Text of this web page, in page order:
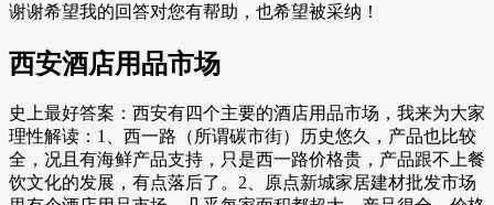
谢谢希望我的回答对您有帮助，也希望被采纳！
西安酒店用品市场
史上最好答案：西安有四个主要的酒店用品市场，我来为大家
理性解读：1、西一路（所谓碳市街）历史悠久，产品也比较
全，况且有海鲜产品支持，只是西一路价格贵，产品跟不上餐
饮文化的发展，有点落后了。2、原点新城家居建材批发市场